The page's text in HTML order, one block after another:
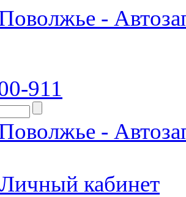
911
кабинет